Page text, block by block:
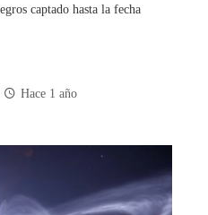
captado hasta la fecha
Hace 1 año